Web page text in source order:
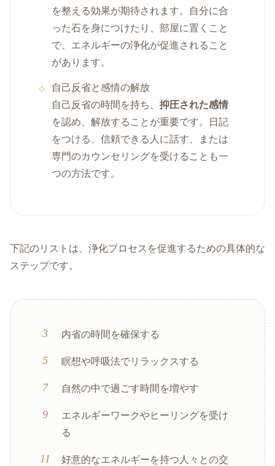
を整える効果が期待されます。自分に合
った石を身につけたり、部屋に置くこと
で、エネルギーの浄化が促進されること
があります。
自己反省と感情の解放
自己反省の時間を持ち、抑圧された感情
を認め、解放することが重要です。日記
をつける、信頼できる人に話す、または
専門のカウンセリングを受けることも一
つの方法です。
下記のリストは、浄化プロセスを促進するための具体的な
ステップです。
内省の時間を確保する
瞑想や呼吸法でリラックスする
自然の中で過ごす時間を増やす
エネルギーワークやヒーリングを受け
る
好意的なエネルギーを持つ人々との交